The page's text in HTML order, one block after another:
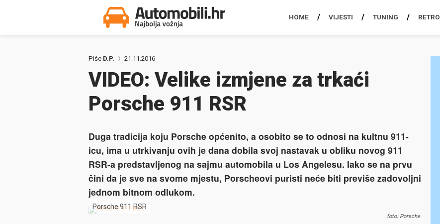
HOME VIJESTI TUNING RETRO
Piše D.P. 21.11.2016
VIDEO: Velike izmjene za trkaći
Porsche 911 RSR
Duga tradicija koju Porsche općenito, a osobito se to odnosi na kultnu 911-
icu, ima u utrkivanju ovih je dana dobila svoj nastavak u obliku novog 911
RSR-a predstavljenog na sajmu automobila u Los Angelesu. Iako se na prvu
čini da je sve na svome mjestu, Porscheovi puristi neće biti previše zadovoljni
jednom bitnom odlukom.
Porsche 911 RSR
foto: Porsche